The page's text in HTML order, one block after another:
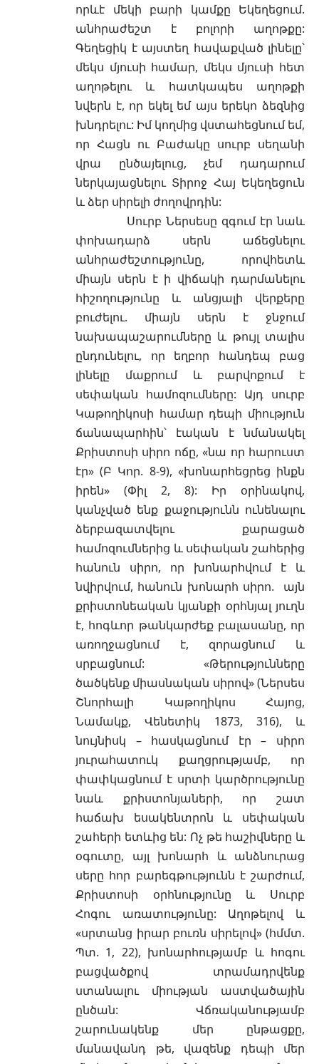
որևէ մեկի բարի կամքը Եկեղեցում.
անհրաժեշտ է բոլորի աղոթքը:
Գեղեցիկ է այստեղ հավաքված լինելը՝
մեկս մյուսի համար, մեկս մյուսի հետ
աղոթելու և հատկապես աղոթքի
նվերն է, որ եկել եմ այս երեկո ձեզնից
խնդրելու: Իմ կողմից վստահեցնում եմ,
որ Հացն ու Բաժակը սուրբ սեղանի
վրա ընծայելուց, չեմ դադարում
ներկայացնելու Տիրոջ Հայ Եկեղեցուն
և ձեր սիրելի ժողովրդին:
Սուրբ Ներսեսը զգում էր նաև
փոխադարձ սերն աճեցնելու
անհրաժեշտությունը, որովհետև
միայն սերն է ի վիճակի դարմանելու
հիշողությունը և անցյալի վերքերը
բուժելու. միայն սերն է ջնջում
նախապաշարումները և թույլ տալիս
ընդունելու, որ եղբոր հանդեպ բաց
լինելը մաքրում և բարվոքում է
սեփական համոզումները: Այդ սուրբ
Կաթողիկոսի համար դեպի միություն
ճանապարհին՝ էական է նմանակել
Քրիստոսի սիրո ոճը, «նա որ հարուստ
էր» (Բ Կոր. 8-9), «խոնարհեցրեց ինքն
իրեն» (Փիլ 2, 8): Իր օրինակով,
կանչված ենք քաջությունն ունենալու
ձերբազատվելու քարացած
համոզումներից և սեփական շահերից
հանուն սիրո, որ խոնարհվում է և
նվիրվում, հանուն խոնարհ սիրո. այն
քրիստոնեական կյանքի օրհնյալ յուղն
է, հոգևոր թանկարժեք բալասանը, որ
առողջացնում է, զորացնում և
սրբացնում: «Թերությունները
ծածկենք միասնական սիրով» (Ներսես
Շնորհալի Կաթողիկոս Հայոց,
Նամակք, Վենետիկ 1873, 316), և
նույնիսկ – հասկացնում էր – սիրո
յուրահատուկ քաղցրությամբ, որ
փափկացնում է սրտի կարծրությունը
նաև քրիստոնյաների, որ շատ
հաճախ եսակենտրոն և սեփական
շահերի ետևից են: Ոչ թե հաշիվները և
օգուտը, այլ խոնարհ և անձնուրաց
սերը հոր բարեգթությունն է շարժում,
Քրիստոսի օրհնությունը և Սուրբ
Հոգու առատությունը: Աղոթելով և
«սրտանց իրար բուռն սիրելով» (հմմտ.
Պտ. 1, 22), խոնարհությամբ և հոգու
բացվածքով տրամադրվենք
ստանալու միության աստվածային
ընծան: Վճռականությամբ
շարունակենք մեր ընթացքը,
մանավանդ թե, վազենք դեպի մեր